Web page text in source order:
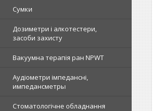
Сумки
Дозиметри і алкотестери,
засоби захисту
Вакуумна терапія ран NPWT
Аудіометри імпедансні,
импедансметры
Стоматологічне обладнання